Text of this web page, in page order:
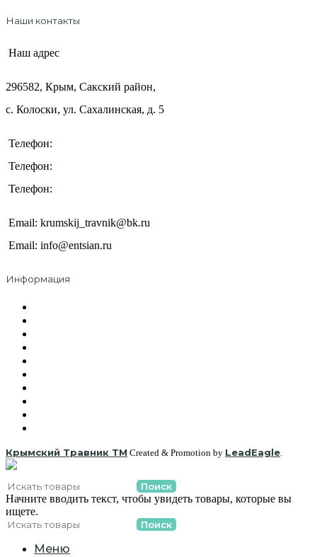
Наши контакты
Наш адрес
296582, Крым, Сакский район,
с. Колоски, ул. Сахалинская, д. 5
Телефон:
Телефон:
Телефон:
Email: krumskij_travnik@bk.ru
Email: info@entsian.ru
Информация
Крымский Травник ТМ Created & Promotion by LeadEagle
Поиск
Начните вводить текст, чтобы увидеть товары, которые вы
ищете.
Поиск
Меню